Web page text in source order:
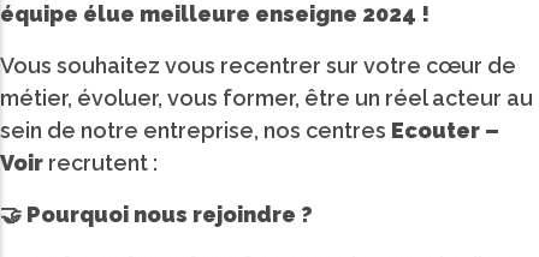
équipe élue meilleure enseigne 2024 !
Vous souhaitez vous recentrer sur votre cœur de
métier, évoluer, vous former, être un réel acteur au
sein de notre entreprise, nos centres Ecouter –
Voir recrutent :
🤝 Pourquoi nous rejoindre ?